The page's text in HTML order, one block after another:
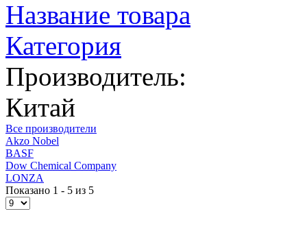
Название товара
Категория
Производитель:
Китай
Все производители
Akzo Nobel
BASF
Dow Chemical Company
LONZA
Показано 1 - 5 из 5